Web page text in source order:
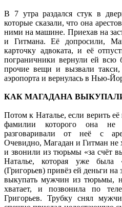
В 7 утра раздался стук в
которые сказали, что она
ними на машине. Приехав на
и Гитмана. Её допросили,
карточку адвоката, и её
пограничники вернули ей
прочие вещи и вызвали
аэропорта и вернулась в Нью-
КАК МАГАДАНА
Потом к Наталье, если верить
фамилии которого она
разговаривали от неё с
Очевидно, Магадан и Гитман не
и звонили из тюрьмы «за счёт
Наталье, которая уже была
(Григорьев) привёз ей деньги на
выкупать мужчин из тюрьмы,
хватает, и позвонила по
Григорьев. Трубку снял